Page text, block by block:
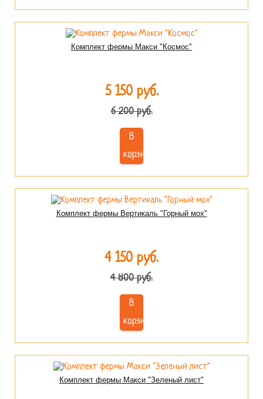
Комплект фермы Макси "Космос"
5 150 руб.
6 200 руб.
В
корзину
Комплект фермы Вертикаль "Горный мох"
4 150 руб.
4 800 руб.
В
корзину
Комплект фермы Макси "Зеленый лист"